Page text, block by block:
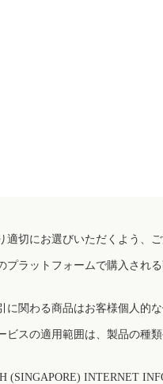
適切にお選びいただくよう、
プラットフォームで購入され
に関わる商品はお客様個人的な
ビスの適用範囲は、製品の種
(SINGAPORE) INTERNET